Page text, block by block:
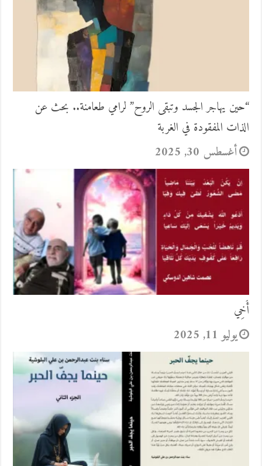
“حين يهاجر الجسد وتبقى الروح” لرامي طعامنة.. بحث عن
الذات المفقودة في الغربة
أغسطس 30, 2025
أَخِي
يوليو 11, 2025